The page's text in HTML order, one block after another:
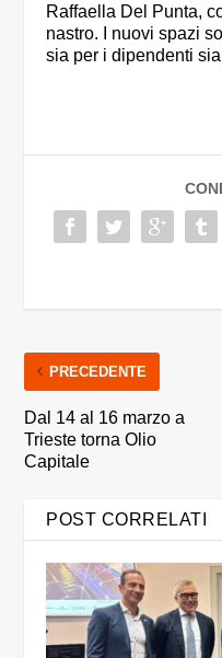
Raffaella Del Punta,
nastro. I nuovi spazi
sia per i dipendenti
PRECEDENTE
Dal 14 al 16 marzo a
Trieste torna Olio
Capitale
POST CORRELATI